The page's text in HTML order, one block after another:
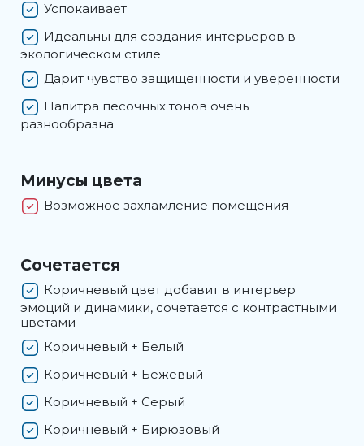
Успокаивает
Идеальны для создания интерьеров в
экологическом стиле
Дарит чувство защищенности и уверенности
Палитра песочных тонов очень
разнообразна
Минусы цвета
Возможное захламление помещения
Сочетается
Коричневый цвет добавит в интерьер
эмоций и динамики, сочетается с контрастными
цветами
Коричневый + Белый
Коричневый + Бежевый
Коричневый + Серый
Коричневый + Бирюзовый